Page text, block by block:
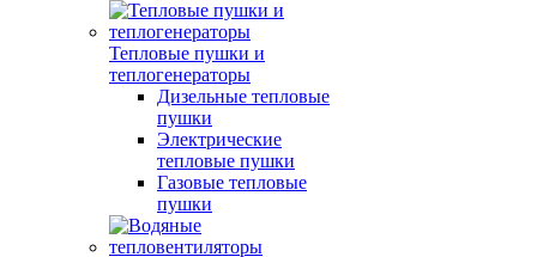
Тепловые пушки и
теплогенераторы
Дизельные тепловые
пушки
Электрические
тепловые пушки
Газовые тепловые
пушки